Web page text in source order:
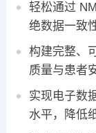
轻松通过
绝数据一致
构建完整、
质量与患者
实现电子数
水平，降低